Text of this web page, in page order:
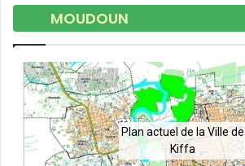
MOUDOUN
Plan actuel de la Ville de
Kiffa